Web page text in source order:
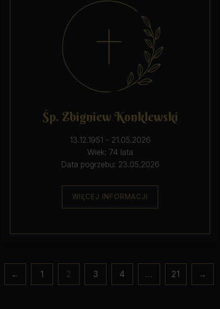
Śp. Zbigniew Konklewski
13.12.1951 - 21.05.2026
Wiek: 74 lata
Data pogrzebu: 23.05.2026
WIĘCEJ INFORMACJI
Stronicowanie
wpisów
← 1 2 3 4 … 21 →